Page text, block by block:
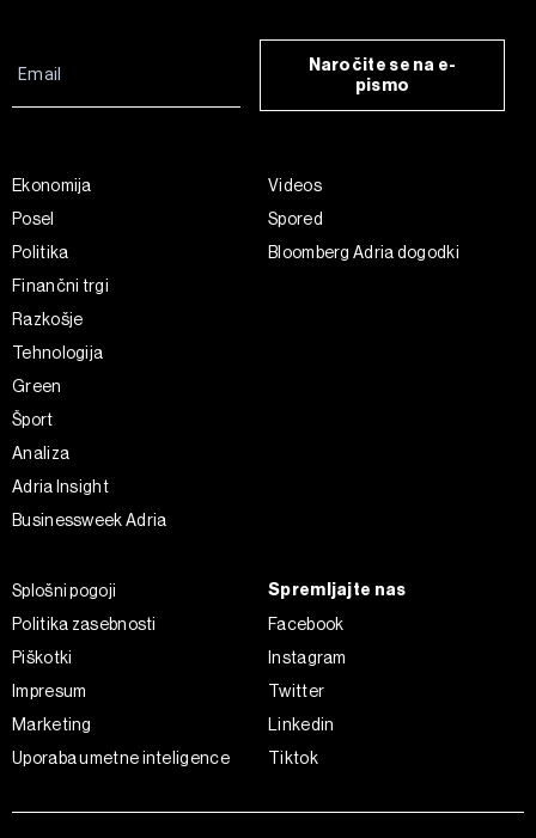
Naročite se na e-
pismo
Ekonomija
Posel
Politika
Finančni trgi
Razkošje
Tehnologija
Green
Šport
Analiza
Adria Insight
Businessweek Adria
Videos
Spored
Bloomberg Adria dogodki
Splošni pogoji
Politika zasebnosti
Piškotki
Impresum
Marketing
Uporaba umetne inteligence
Spremljajte nas
Facebook
Instagram
Twitter
Linkedin
Tiktok